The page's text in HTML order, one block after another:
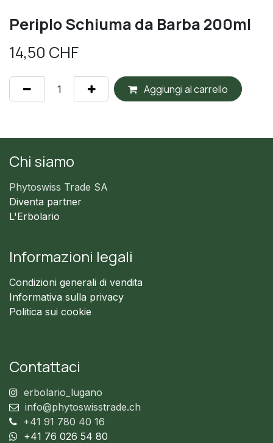
Periplo Schiuma da Barba 200ml
14,50 CHF
Aggiungi al carrello
Chi siamo
Phytoswiss Trade SA
Diventa partner
L'Erbolario
Informazioni legali
Condizioni generali di vendita
Informativa sulla privacy
Politica sui cookie
Contattaci
erbolario_lugano
info@phytoswisstrade.ch
+41 91 780 40 16
+41 76 026 54 80